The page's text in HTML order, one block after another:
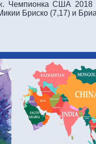
Чемпионка США 2018
Бриско (7,17) и